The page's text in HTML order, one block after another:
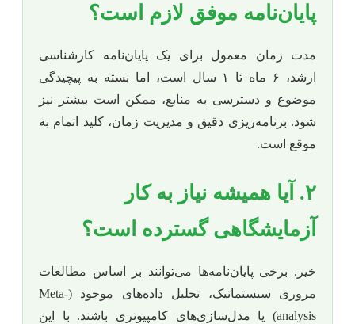
پایان‌نامه موفق لازم است؟
مدت زمان معمول برای یک پایان‌نامه کارشناسی
ارشد، ۶ ماه تا ۱ سال است، اما بسته به پیچیدگی
موضوع و دسترسی به منابع، ممکن است بیشتر نیز
شود. برنامه‌ریزی دقیق و مدیریت زمان، کلید اتمام به
موقع است.
۲. آیا همیشه نیاز به کار
آزمایشگاهی گسترده است؟
خیر. برخی پایان‌نامه‌ها می‌توانند بر اساس مطالعات
مروری سیستماتیک، تحلیل داده‌های موجود (Meta-
analysis) یا مدل‌سازی‌های کامپیوتری باشند. با این